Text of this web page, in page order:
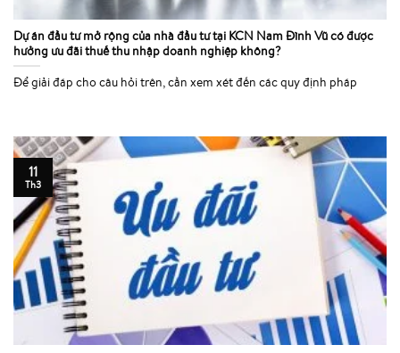
Dự án đầu tư mở rộng của nhà đầu tư tại KCN Nam Đình Vũ có được
hưởng ưu đãi thuế thu nhập doanh nghiệp không?
Để giải đáp cho câu hỏi trên, cần xem xét đến các quy định pháp
11
Th3